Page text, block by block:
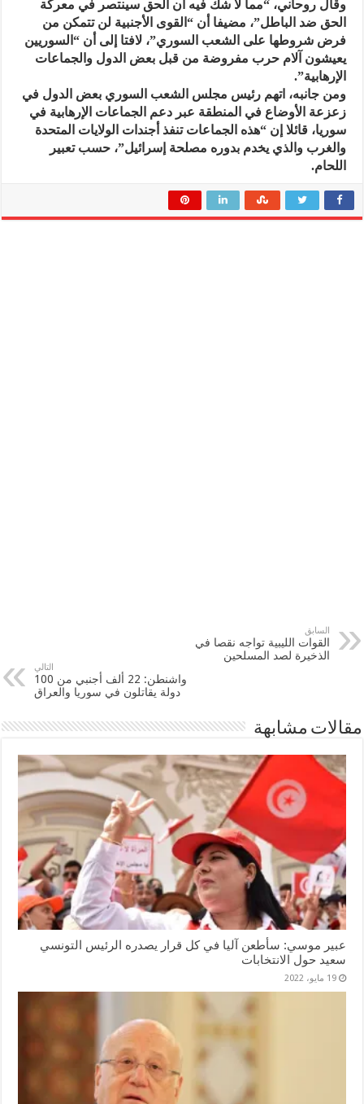
وقال روحاني، “مما لا شك فیه أن الحق سینتصر في معرکة
الحق ضد الباطل”، مضيفا أن “القوی الأجنبیة لن تتمكن من
فرض شروطها علی الشعب السوري”، لافتا إلى أن “السوريين
يعيشون آلام حرب مفروضة من قبل بعض الدول والجماعات
الإرهابیة”.
ومن جانبه، اتهم رئیس مجلس الشعب السوري بعض الدول في
زعزعة الأوضاع في المنطقة عبر دعم الجماعات الإرهابية في
سوریا، قائلا إن “هذه الجماعات تنفذ أجندات الولايات المتحدة
والغرب والذي يخدم بدوره مصلحة إسرائيل”، حسب تعبير
اللحام.
السابق
القوات الليبية تواجه نقصا في
الذخيرة لصد المسلحين
التالي
واشنطن: 22 ألف أجنبي من 100
دولة يقاتلون في سوريا والعراق
مقالات مشابهة
عبير موسي: سأطعن آليا في كل قرار يصدره الرئيس التونسي
سعيد حول الانتخابات
19 مايو، 2022